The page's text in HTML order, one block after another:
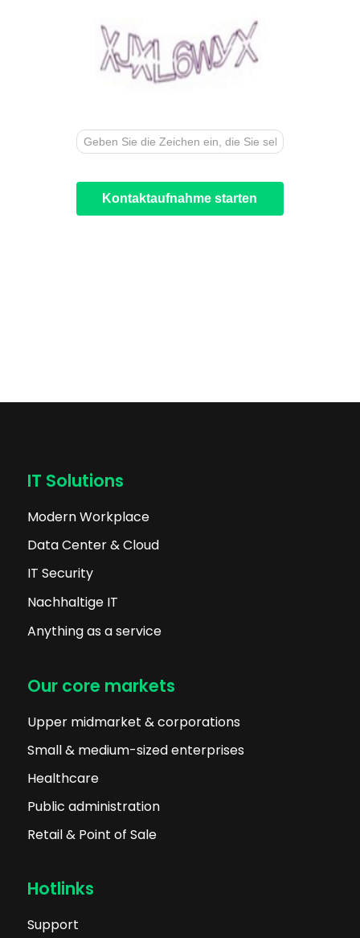
Kontaktaufnahme starten
IT Solutions
Modern Workplace
Data Center & Cloud
IT Security
Nachhaltige IT
Anything as a service
Our core markets
Upper midmarket & corporations
Small & medium-sized enterprises
Healthcare
Public administration
Retail & Point of Sale
Hotlinks
Support